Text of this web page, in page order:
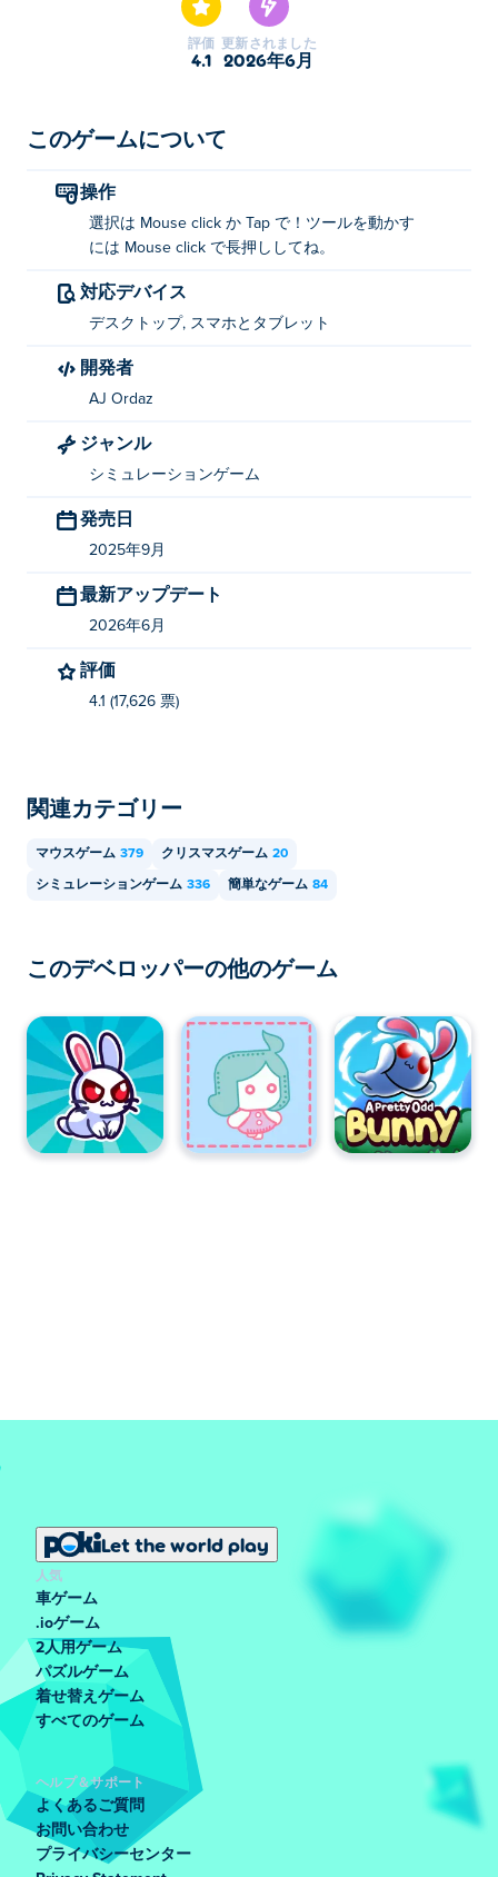
して、その下に隠れている愛らしい模様を掘り出しまし
ょう。ふわふわのウサギや、愉快な脳腐れキャラクター
ら掃除の冒険に出かけましょう！
「A Cleaning Story」の遊び方
クリックまたはタップして選択します。クリックしたま
まにするとツールを移動します。
「A Cleaning Story」を作ったのは誰ですか?
ゲームもぜひプレイしてみてください。 Poki (ポキ)：
Pretty Odd Bunny
Ranch UFO
どうすればいいですか？
す。
スクトップでプレイできますか?
評価
4.1
更新されました
2026年6月
このゲームについて
操作
選択は Mouse click か Tap で！ツールを動かす
には Mouse click で長押ししてね。
対応デバイス
デスクトップ, スマホとタブレット
開発者
AJ Ordaz
ジャンル
シミュレーションゲーム
発売日
2025年9月
最新アップデート
2026年6月
評価
4.1 (17,626 票)
関連カテゴリー
マウスゲーム 379 クリスマスゲーム 20
シミュレーションゲーム 336 簡単なゲーム 84
このデベロッパーの他のゲーム
Let the world play
人気
車ゲーム
.ioゲーム
2人用ゲーム
パズルゲーム
着せ替えゲーム
すべてのゲーム
ヘルプ＆サポート
よくあるご質問
お問い合わせ
プライバシーセンター